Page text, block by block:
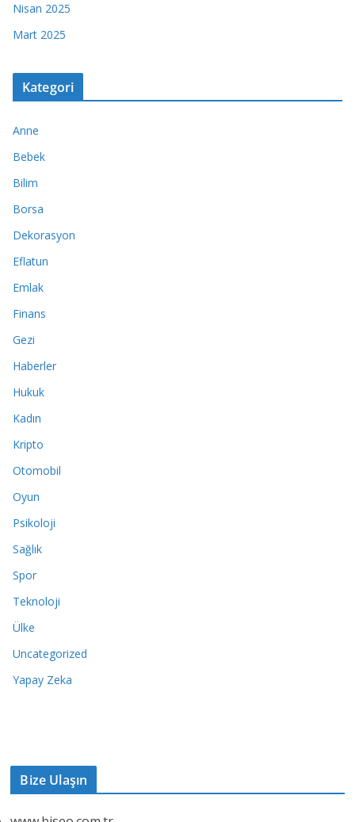
Nisan 2025
Mart 2025
Kategori
Anne
Bebek
Bilim
Borsa
Dekorasyon
Eflatun
Emlak
Finans
Gezi
Haberler
Hukuk
Kadın
Kripto
Otomobil
Oyun
Psikoloji
Sağlık
Spor
Teknoloji
Ülke
Uncategorized
Yapay Zeka
Bize Ulaşın